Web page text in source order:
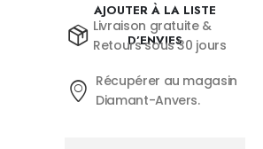
AJOUTER À LA LISTE
D’ENVIES
Livraison gratuite &
Retours sous 30 jours
Récupérer au magasin
Diamant-Anvers.